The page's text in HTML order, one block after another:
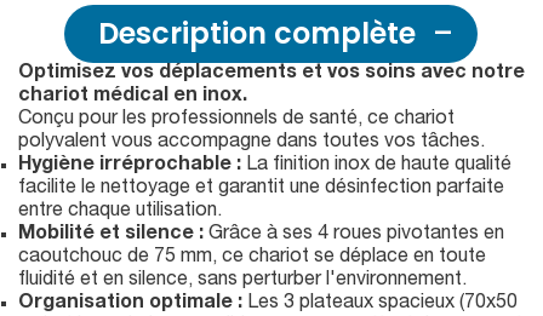
Description complète
Optimisez vos déplacements et vos soins avec notre
chariot médical en inox.
Conçu pour les professionnels de santé, ce chariot
polyvalent vous accompagne dans toutes vos tâches.
Hygiène irréprochable : La finition inox de haute qualité
facilite le nettoyage et garantit une désinfection parfaite
entre chaque utilisation.
Mobilité et silence : Grâce à ses 4 roues pivotantes en
caoutchouc de 75 mm, ce chariot se déplace en toute
fluidité et en silence, sans perturber l'environnement.
Organisation optimale : Les 3 plateaux spacieux (70x50